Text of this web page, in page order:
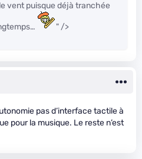
vent puisque déjà tranchée
" />
pas d’interface tactile à
pour la musique. Le reste n’est